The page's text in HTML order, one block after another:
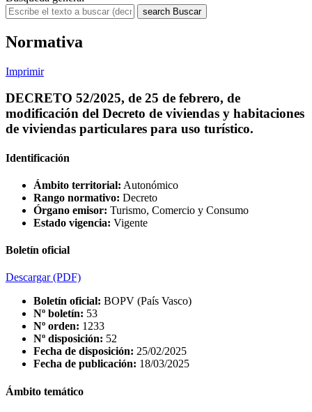
search Buscar
Normativa
Imprimir
DECRETO 52/2025, de 25 de febrero, de
modificación del Decreto de viviendas y habitaciones
de viviendas particulares para uso turístico.
Identificación
Ámbito territorial: Autonómico
Rango normativo: Decreto
Órgano emisor: Turismo, Comercio y Consumo
Estado vigencia: Vigente
Boletín oficial
Descargar(PDF)
Boletín oficial: BOPV (País Vasco)
Nº boletín: 53
Nº orden: 1233
Nº disposición: 52
Fecha de disposición: 25/02/2025
Fecha de publicación: 18/03/2025
Ámbito temático